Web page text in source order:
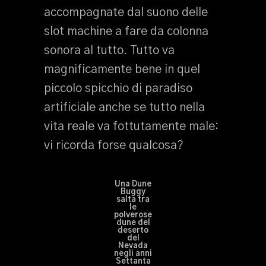
accompagnate dal suono delle
slot machine a fare da colonna
sonora al tutto. Tutto va
magnificamente bene in quel
piccolo spicchio di paradiso
artificiale anche se tutto nella
vita reale va fottutamente male:
vi ricorda forse qualcosa?
Una Dune
Buggy
salta tra
le
polverose
dune del
deserto
del
Nevada
negli anni
Settanta